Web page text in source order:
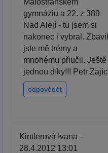
gymnáziu a 22. z 389
Nad Alejí - tu jsem si
nakonec i vybral. Zbavil
jste mě trémy a
mnohému přiučil. Ještě
jednou díky!!! Petr Zajíc
odpovědět
Kintlerová Ivana –
28.4.2012 13:01